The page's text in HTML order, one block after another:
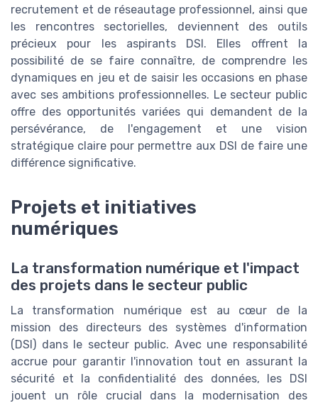
recrutement et de réseautage professionnel, ainsi que
les rencontres sectorielles, deviennent des outils
précieux pour les aspirants DSI. Elles offrent la
possibilité de se faire connaître, de comprendre les
dynamiques en jeu et de saisir les occasions en phase
avec ses ambitions professionnelles. Le secteur public
offre des opportunités variées qui demandent de la
persévérance, de l'engagement et une vision
stratégique claire pour permettre aux DSI de faire une
différence significative.
Projets et initiatives
numériques
La transformation numérique et l'impact
des projets dans le secteur public
La transformation numérique est au cœur de la
mission des directeurs des systèmes d'information
(DSI) dans le secteur public. Avec une responsabilité
accrue pour garantir l'innovation tout en assurant la
sécurité et la confidentialité des données, les DSI
jouent un rôle crucial dans la modernisation des